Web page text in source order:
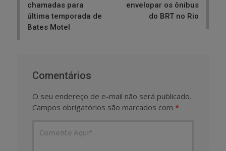
chamadas para
última temporada de
Bates Motel
envelopar os ônibus
do BRT no Rio
Comentários
O seu endereço de e-mail não será publicado.
Campos obrigatórios são marcados com *